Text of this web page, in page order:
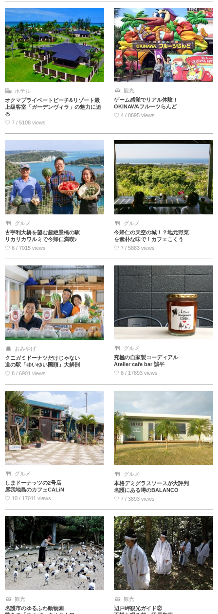
ホテル
オクマプライベートビーチ&リゾート最
上級客室「ガーデンヴィラ」の魅力に迫
る
♡ 7 / 5108 views
観光
ゲーム感覚でリアル体験！
OKINAWAフルーツらんど
♡ 4 / 8895 views
グルメ
古宇利大橋を望む超絶景橋の駅
リカリカワルミで今帰仁満喫♪
♡ 6 / 7015 views
グルメ
今帰仁の天空の城！？地元野菜
を素朴な味で！カフェこくう
♡ 7 / 5883 views
おみやげ
クニガミドーナツだけじゃない
道の駅「ゆいゆい国頭」大解剖
♡ 8 / 6901 views
グルメ
究極の自家製コーディアル
Atelier cafe bar 誠平
♡ 8 / 17893 views
グルメ
しまドーナッツの2号店
屋我地島のカフェCALiN
♡ 10 / 17011 views
グルメ
本格デミグラスソースが大評判
名護にある噂のBALANCO
♡ 7 / 3893 views
観光
名護市のゆるふわ動物園
観光
辺戸岬観光ガイド②